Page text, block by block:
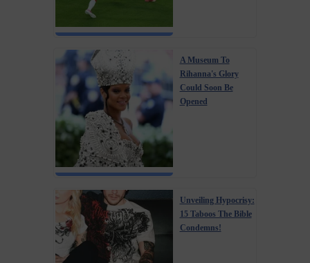
A Museum To
Rihanna's Glory
Could Soon Be
Opened
Unveiling Hypocrisy:
15 Taboos The Bible
Condemns!